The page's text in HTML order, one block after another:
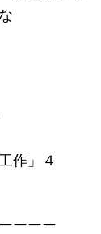
作」４
ーーー